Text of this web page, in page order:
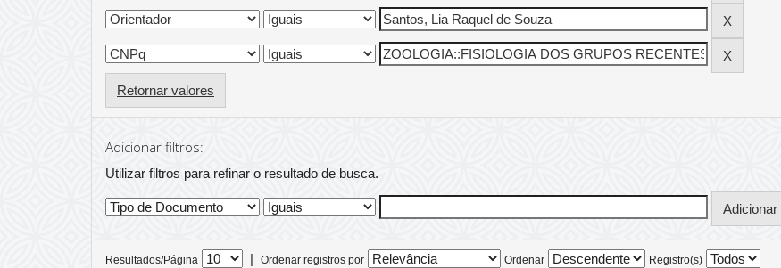
Retornar valores
Adicionar filtros:
Utilizar filtros para refinar o resultado de busca.
Resultados/Página | Ordenar registros por Ordenar Registro(s)